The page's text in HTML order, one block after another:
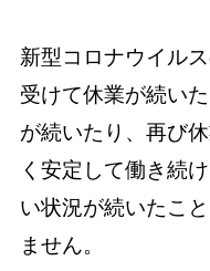
新型コロナウイル
受けて休業が続い
が続いたり、再び
く安定して働き続
い状況が続いたこ
ません。